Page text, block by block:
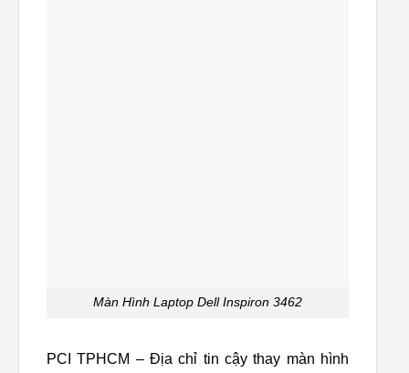
Màn Hình Laptop Dell Inspiron 3462
PCI TPHCM – Địa chỉ tin cậy thay màn hình